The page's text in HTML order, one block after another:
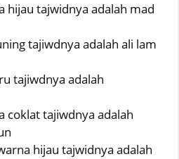
hijau tajwidnya adalah mad
tajiwdnya adalah ali lam
tajiwdnya adalah
coklat tajiwdnya adalah
hijau tajwidnya adalah